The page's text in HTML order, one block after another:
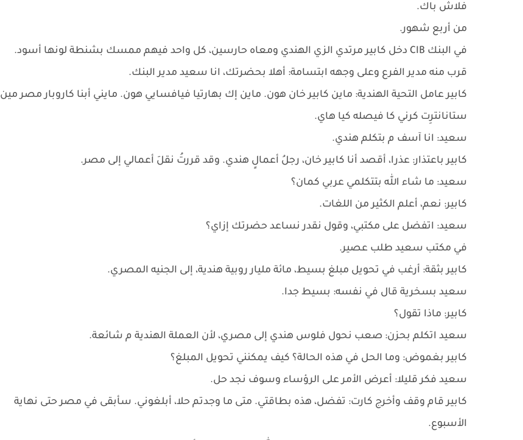
فلاش باك.
من أربع شهور.
في البنك CIB دخل كابير مرتدي الزي الهندي ومعاه حارسين، كل واحد فيهم ممسك بشنطة لونها أسود.
قرب منه مدير الفرع وعلى وجهه ابتسامة: أهلا بحضرتك، انا سعيد مدير البنك.
كابير عامل التحية الهندية: ماين كابير خان هون. ماين إك بهارتيا فيافسايي هون. مايني أبنا كاروبار مصر مين
ستانانترِت كرني كا فيصله كيا هاي.
سعيد: انا آسف م بتكلم هندي.
كابير باعتذار: عذرا، أقصد أنا كابير خان، رجلُ أعمالٍ هندي. وقد قررتُ نقلَ أعمالي إلى مصر.
سعيد: ما شاء الله بتتكلمي عربي كمان؟
كابير: نعم، أعلم الكثير من اللغات.
سعيد: اتفضل على مكتبي، وقول نقدر نساعد حضرتك إزاي؟
في مكتب سعيد طلب عصير.
كابير بثقة: أرغب في تحويل مبلغ بسيط، مائة مليار روبية هندية، إلى الجنيه المصري.
سعيد بسخرية قال في نفسه: بسيط جدا.
كابير: ماذا تقول؟
سعيد اتكلم بحزن: صعب نحول فلوس هندي إلى مصري، لأن العملة الهندية م شائعة.
كابير بغموض: وما الحل في هذه الحالة؟ كيف يمكنني تحويل المبلغ؟
سعيد فكر قليلا: أعرض الأمر على الرؤساء وسوف نجد حل.
كابير قام وقف وأخرج كارت: تفضل، هذه بطاقتي. متى ما وجدتم حلا، أبلغوني. سأبقى في مصر حتى نهاية
الأسبوع.